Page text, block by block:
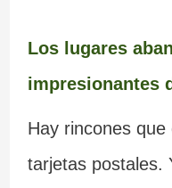
Los lugares
impresionantes
Hay rincones
tarjetas postales.